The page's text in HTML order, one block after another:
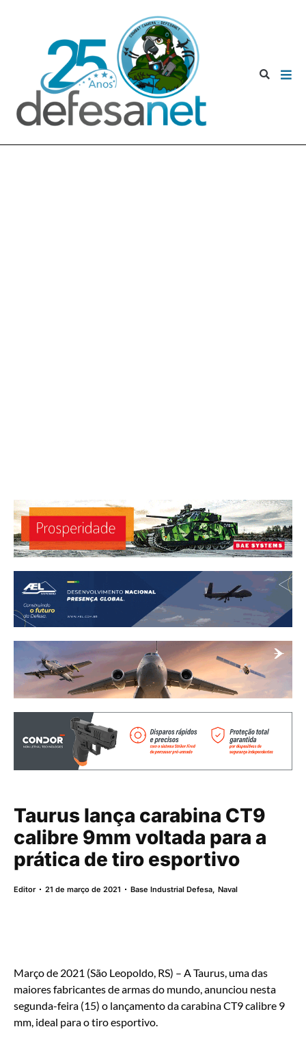
Taurus lança carabina CT9
calibre 9mm voltada para a
prática de tiro esportivo
Editor 21 de março de 2021 Base Industrial Defesa,Naval
Março de 2021 (São Leopoldo, RS) – A Taurus, uma das
maiores fabricantes de armas do mundo, anunciou nesta
segunda-feira (15) o lançamento da carabina CT9 calibre 9
mm, ideal para o tiro esportivo.